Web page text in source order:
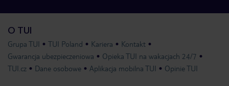
O TUI
Grupa TUI TUI Poland Kariera
Kontakt
Gwarancja ubezpieczeniowa
Opieka TUI na wakacjach 24/7
TUI.cz
Dane osobowe Aplikacja mobilna TUI Opinie TUI